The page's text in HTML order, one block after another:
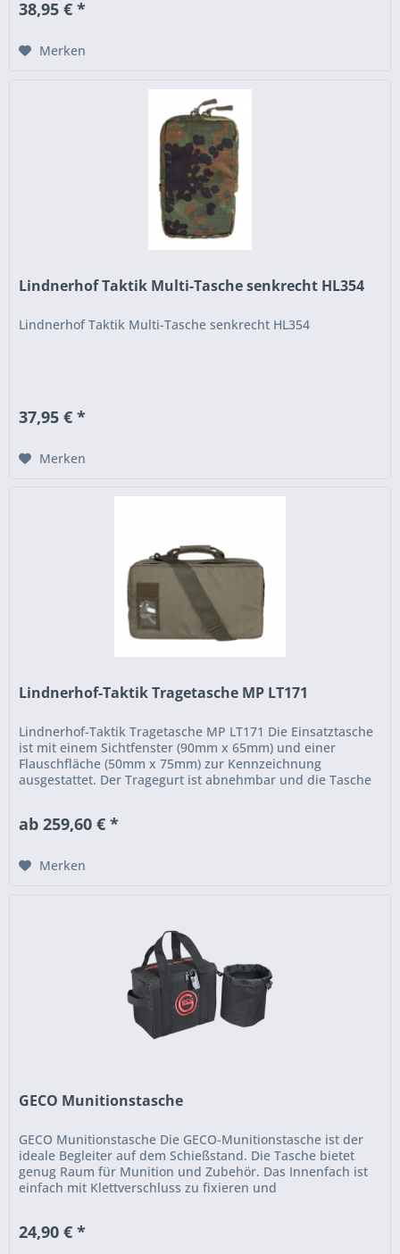
38,95 € *
Merken
Lindnerhof Taktik Multi-Tasche senkrecht HL354
Lindnerhof Taktik Multi-Tasche senkrecht HL354
37,95 € *
Merken
Lindnerhof-Taktik Tragetasche MP LT171
Lindnerhof-Taktik Tragetasche MP LT171 Die Einsatztasche
ist mit einem Sichtfenster (90mm x 65mm) und einer
Flauschfläche (50mm x 75mm) zur Kennzeichnung
ausgestattet. Der Tragegurt ist abnehmbar und die Tasche
ab 259,60 € *
Merken
GECO Munitionstasche
GECO Munitionstasche Die GECO-Munitionstasche ist der
ideale Begleiter auf dem Schießstand. Die Tasche bietet
genug Raum für Munition und Zubehör. Das Innenfach ist
einfach mit Klettverschluss zu fixieren und
24,90 € *